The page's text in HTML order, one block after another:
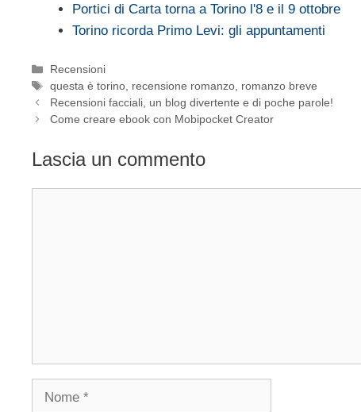
Portici di Carta torna a Torino l'8 e il 9 ottobre
Torino ricorda Primo Levi: gli appuntamenti
Categorie
Recensioni
Tag
questa è torino, recensione romanzo, romanzo breve
Recensioni facciali, un blog divertente e di poche parole!
Come creare ebook con Mobipocket Creator
Lascia un commento
Nome